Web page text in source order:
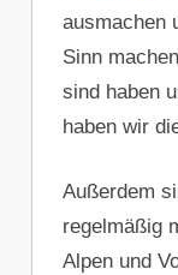
ausmachen
Sinn
sind haben
haben wir
Außerdem
regelmäßig
Alpen und